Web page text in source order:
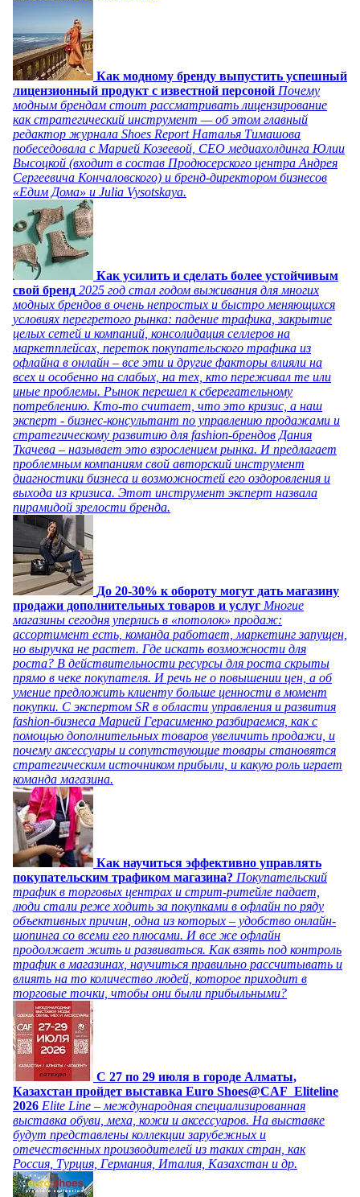
Как модному бренду выпустить успешный
лицензионный продукт с известной персоной Почему
модным брендам стоит рассматривать лицензирование
как стратегический инструмент — об этом главный
редактор журнала Shoes Report Наталья Тимашова
побеседовала с Марией Козеевой, СЕО медиахолдинга Юлии
Высоцкой (входит в состав Продюсерского центра Андрея
Сергеевича Кончаловского) и бренд-директором бизнесов
«Едим Дома» и Julia Vysotskaya.
Как усилить и сделать более устойчивым
свой бренд 2025 год стал годом выживания для многих
модных брендов в очень непростых и быстро меняющихся
условиях перегретого рынка: падение трафика, закрытие
целых сетей и компаний, консолидация селлеров на
маркетплейсах, переток покупательского трафика из
офлайна в онлайн – все эти и другие факторы влияли на
всех и особенно на слабых, на тех, кто переживал те или
иные проблемы. Рынок перешел к сберегательному
потреблению. Кто-то считает, что это кризис, а наш
эксперт - бизнес-консультант по управлению продажами и
стратегическому развитию для fashion-брендов Дания
Ткачева – называет это взрослением рынка. И предлагает
проблемным компаниям свой авторский инструмент
диагностики бизнеса и возможностей его оздоровления и
выхода из кризиса. Этот инструмент эксперт назвала
пирамидой зрелости бренда.
До 20-30% к обороту могут дать магазину
продажи дополнительных товаров и услуг Многие
магазины сегодня уперлись в «потолок» продаж:
ассортимент есть, команда работает, маркетинг запущен,
но выручка не растет. Где искать возможности для
роста? В действительности ресурсы для роста скрыты
прямо в чеке покупателя. И речь не о повышении цен, а об
умение предложить клиенту больше ценности в момент
покупки. С экспертом SR в области управления и развития
fashion-бизнеса Марией Герасименко разбираемся, как с
помощью дополнительных товаров увеличить продажи, и
почему аксессуары и сопутствующие товары становятся
стратегическим источником прибыли, и какую роль играет
команда магазина.
Как научиться эффективно управлять
покупательским трафиком магазина? Покупательский
трафик в торговых центрах и стрит-ритейле падает,
люди стали реже ходить за покупками в офлайн по ряду
объективных причин, одна из которых – удобство онлайн-
шопинга со всеми его плюсами. И все же офлайн
продолжает жить и развиваться. Как взять под контроль
трафик в магазинах, научиться правильно рассчитывать и
влиять на то количество людей, которое приходит в
торговые точки, чтобы они были прибыльными?
C 27 по 29 июля в городе Алматы,
Казахстан пройдет выставка Euro Shoes@CAF_Eliteline
2026 Elite Line – международная специализированная
выставка обуви, меха, кожи и аксессуаров. На выставке
будут представлены коллекции зарубежных и
отечественных производителей из таких стран, как
Россия, Турция, Германия, Италия, Казахстан и др.